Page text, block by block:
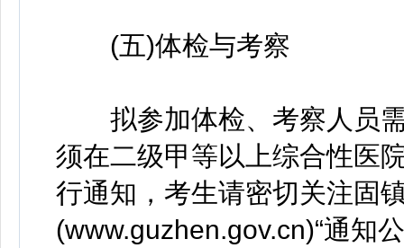
(五)体检与考察
拟参加体检、考察人员需
须在二级甲等以上综合性医
行通知，考生请密切关注固
(www.guzhen.gov.cn)“通知